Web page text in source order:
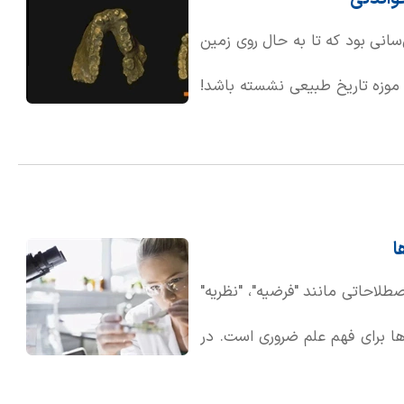
بود که تا به حال روی زمین
پوندی در گوشه‌ای از موزه تاریخ طبیعی نشسته باشد!
اما به مراتب از یک گوریل
مانند "فرضیه"، "نظریه"
برای فهم علم ضروری است. در
در علم، نظریه جایگاه بسیار